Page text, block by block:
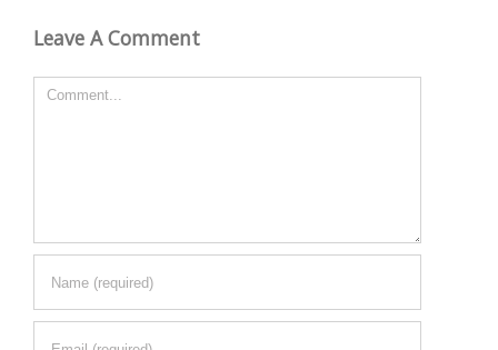
Leave A Comment
Comment